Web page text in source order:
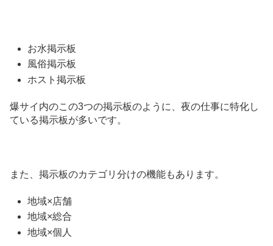
お水掲示板
風俗掲示板
ホスト掲示板
爆サイ内のこの3つの掲示板のように、夜の仕事に特化し
ている掲示板が多いです。
また、掲示板のカテゴリ分けの機能もあります。
地域×店舗
地域×総合
地域×個人